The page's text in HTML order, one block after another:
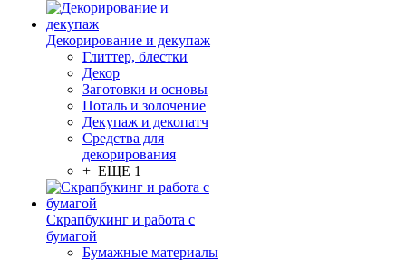
Декорирование и декупаж
Глиттер, блестки
Декор
Заготовки и основы
Поталь и золочение
Декупаж и декопатч
Средства для
декорирования
+ ЕЩЕ 1
Скрапбукинг и работа с
бумагой
Бумажные материалы